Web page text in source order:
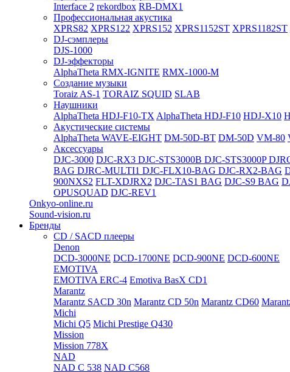
Interface 2 rekordbox RB-DMX1
Профессиональная акустика
XPRS82 XPRS122 XPRS152 XPRS1152ST XPRS1182ST
DJ-сэмплеры
DJS-1000
DJ-эффекторы
AlphaTheta RMX-IGNITE RMX-1000-M
Создание музыки
Toraiz AS-1 TORAIZ SQUID SLAB
Наушники
AlphaTheta HDJ-F10-TX AlphaTheta HDJ-F10 HDJ-X10
Акустические системы
AlphaTheta WAVE-EIGHT DM-50D-BT DM-50D VM-80
Аксессуары
DJC-3000 DJC-RX3 DJC-STS3000B DJC-STS3000P
BAG DJRC-MULTI1 DJC-FLX10-BAG DJC-RX2-BAG
900NXS2 FLT-XDJRX2 DJC-TAS1 BAG DJC-S9 BAG
OPUSQUAD DJC-REV1
Onkyo-online.ru
Sound-vision.ru
Бренды
CD / SACD плееры
Denon
DCD-3000NE DCD-1700NE DCD-900NE DCD-600NE
EMOTIVA
EMOTIVA ERC-4 Emotiva BasX CD1
Marantz
Marantz SACD 30n Marantz CD 50n Marantz CD60
Michi
Michi Q5 Michi Prestige Q430
Mission
Mission 778X
NAD
NAD C 538 NAD C568